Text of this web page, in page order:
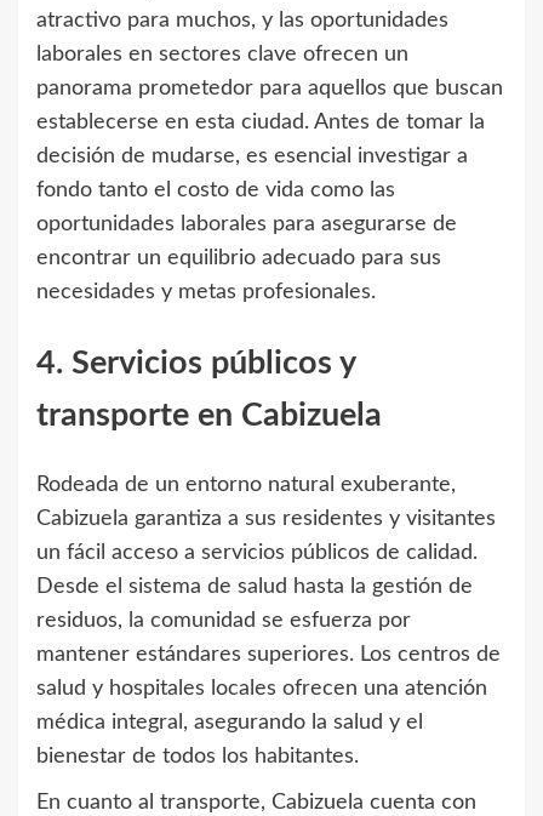
atractivo para muchos, y las oportunidades
laborales en sectores clave ofrecen un
panorama prometedor para aquellos que buscan
establecerse en esta ciudad. Antes de tomar la
decisión de mudarse, es esencial investigar a
fondo tanto el costo de vida como las
oportunidades laborales para asegurarse de
encontrar un equilibrio adecuado para sus
necesidades y metas profesionales.
4. Servicios públicos y
transporte en Cabizuela
Rodeada de un entorno natural exuberante,
Cabizuela garantiza a sus residentes y visitantes
un fácil acceso a servicios públicos de calidad.
Desde el sistema de salud hasta la gestión de
residuos, la comunidad se esfuerza por
mantener estándares superiores. Los centros de
salud y hospitales locales ofrecen una atención
médica integral, asegurando la salud y el
bienestar de todos los habitantes.
En cuanto al transporte, Cabizuela cuenta con